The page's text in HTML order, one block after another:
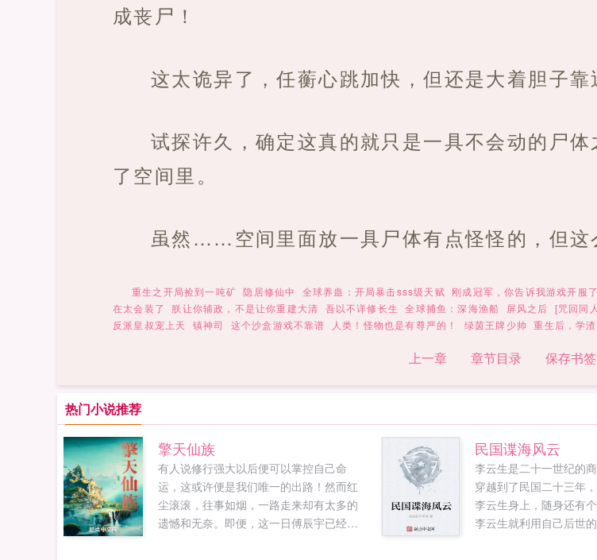
成丧尸！
这太诡异了，任蘅心跳加快，但还是大着胆子靠
试探许久，确定这真的就只是一具不会动的尸
了空间里。
虽然……空间里面放一具尸体有点怪怪的，但这
重生之开局捡到一吨矿 隐居修仙中 全球养蛊：开局暴击sss级天赋 刚成冠军，你告诉我游戏开服了
在太会装了
朕让你辅政，不是让你重建大清 吾以不详修长生 全球捕鱼：深海渔船 屏风之后 [咒回同
反派皇叔宠上天
镇神司 这个沙盒游戏不靠谱 人类！怪物也是有尊严的！ 绿茵王牌少帅 重生后，学
上一章 章节目录 保存书签
热门小说推荐
擎天仙族
有人说修行强大以后便可以掌控自己命
运，这或许便是我们唯一的出路！然而红
尘滚滚，往事如烟，一路走来却有太多的
遗憾和无奈。即便，这一日傅辰宇已经站
民国谍海风云
李云生是二十一世纪的
穿越到了民国二十三年
李云生身上，随身还有
李云生就利用自己后世